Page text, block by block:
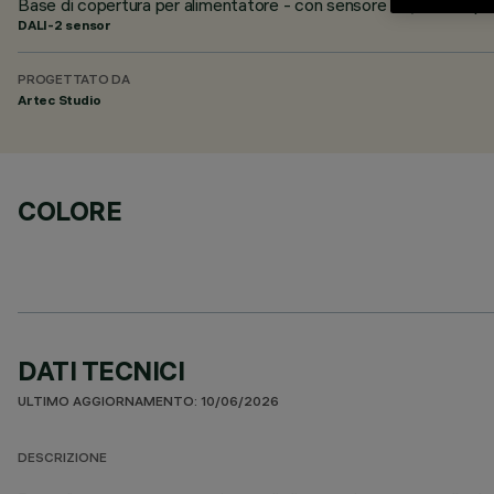
Base di copertura per alimentatore - con sensore lux/motion
DALI-2 sensor
PROGETTATO DA
Artec Studio
COLORE
DATI TECNICI
ULTIMO AGGIORNAMENTO: 10/06/2026
DESCRIZIONE